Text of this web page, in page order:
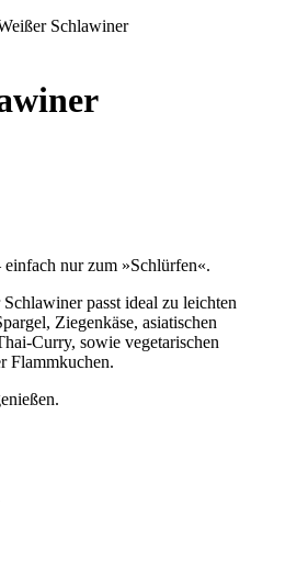
Schlawiner
nur zum »Schlürfen«.
passt ideal zu leichten
Ziegenkäse, asiatischen
Curry, sowie vegetarischen
Flammkuchen.